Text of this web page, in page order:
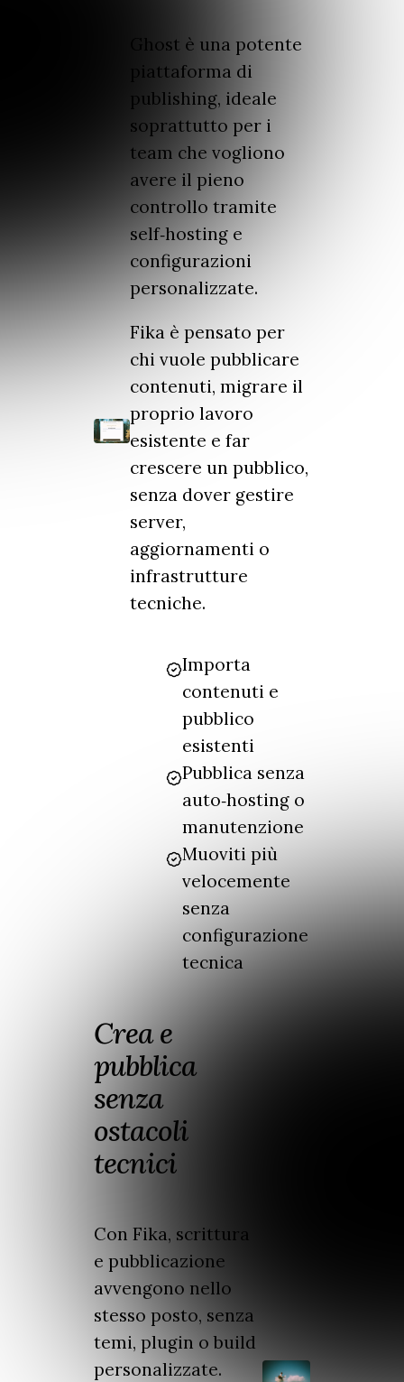
Ghost è una potente
piattaforma di
publishing, ideale
soprattutto per i
team che vogliono
avere il pieno
controllo tramite
self‑hosting e
configurazioni
personalizzate.
Fika è pensato per
chi vuole pubblicare
contenuti, migrare il
proprio lavoro
esistente e far
crescere un pubblico,
senza dover gestire
server,
aggiornamenti o
infrastrutture
tecniche.
Importa
contenuti e
pubblico
esistenti
Pubblica senza
auto‑hosting o
manutenzione
Muoviti più
velocemente
senza
configurazione
tecnica
Crea e
pubblica
senza
ostacoli
tecnici
Con Fika, scrittura
e pubblicazione
avvengono nello
stesso posto, senza
temi, plugin o build
personalizzate.